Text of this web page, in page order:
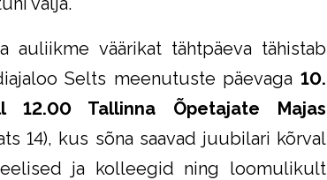
auliikme väärikat tähtpäeva tähistab
Selts meenutuste päevaga 10.
12.00 Tallinna Õpetajate Majas
14), kus sõna saavad juubilari kõrval
ja kolleegid ning loomulikult